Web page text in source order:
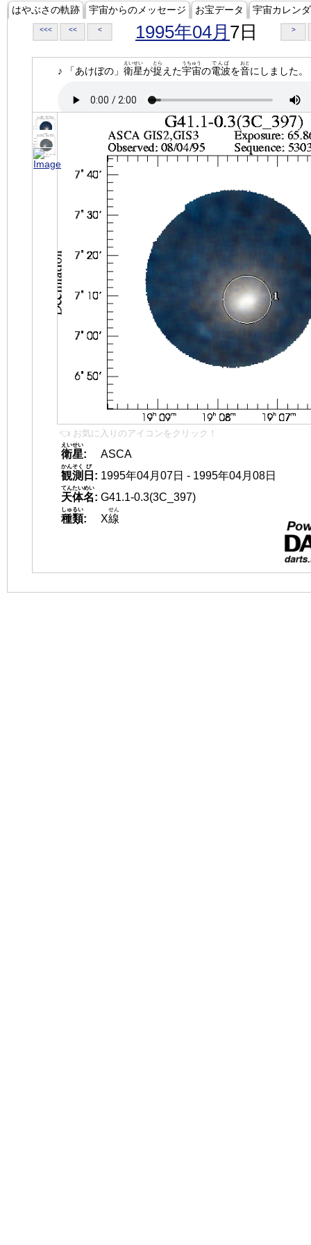
はやぶさの軌跡 宇宙からのメッセージ お宝データ 宇宙カレン
<<< << < 1995年04月 7日 >
♪ 「あけぼの」 衛星
えいせい
が捉
とら
えた宇宙
うちゅう
の電波
でんぱ
を音
おと
にしました。
👈 お気に入りのアイコンをクリック！
衛星
えいせい
:
ASCA
観測
かんそく
日
び
: 1995年04月07日 - 1995年04月08日
天体名
てんたいめい
: G41.1-0.3(3C_397)
種類
しゅるい
: X線
せん